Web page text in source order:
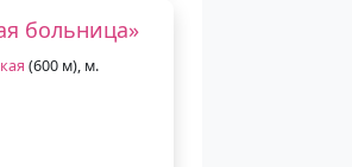
больница»
(600 м), м.